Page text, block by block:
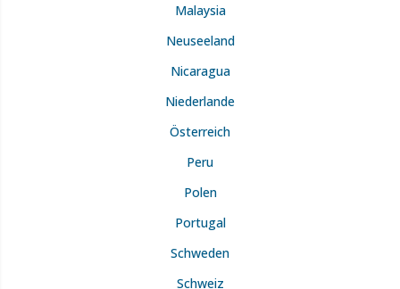
Malaysia
Neuseeland
Nicaragua
Niederlande
Österreich
Peru
Polen
Portugal
Schweden
Schweiz